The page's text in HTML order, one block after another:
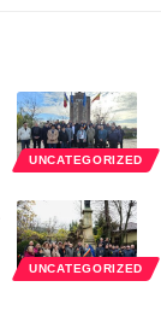
UNCATEGORIZED
UNCATEGORIZED